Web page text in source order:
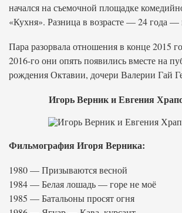
начался на съемочной площадке
«Кухня». Разница в возрасте — 24 года —
Пара разорвала отношения в конце 2015
2016-го они опять появились вместе на
рождения Октавии, дочери Валерии Гай
Игорь Верник и Евгения
Фильмография Игоря Верника:
1980 — Призываются весной
1984 — Белая лошадь — горе не моё
1985 — Батальоны просят огня